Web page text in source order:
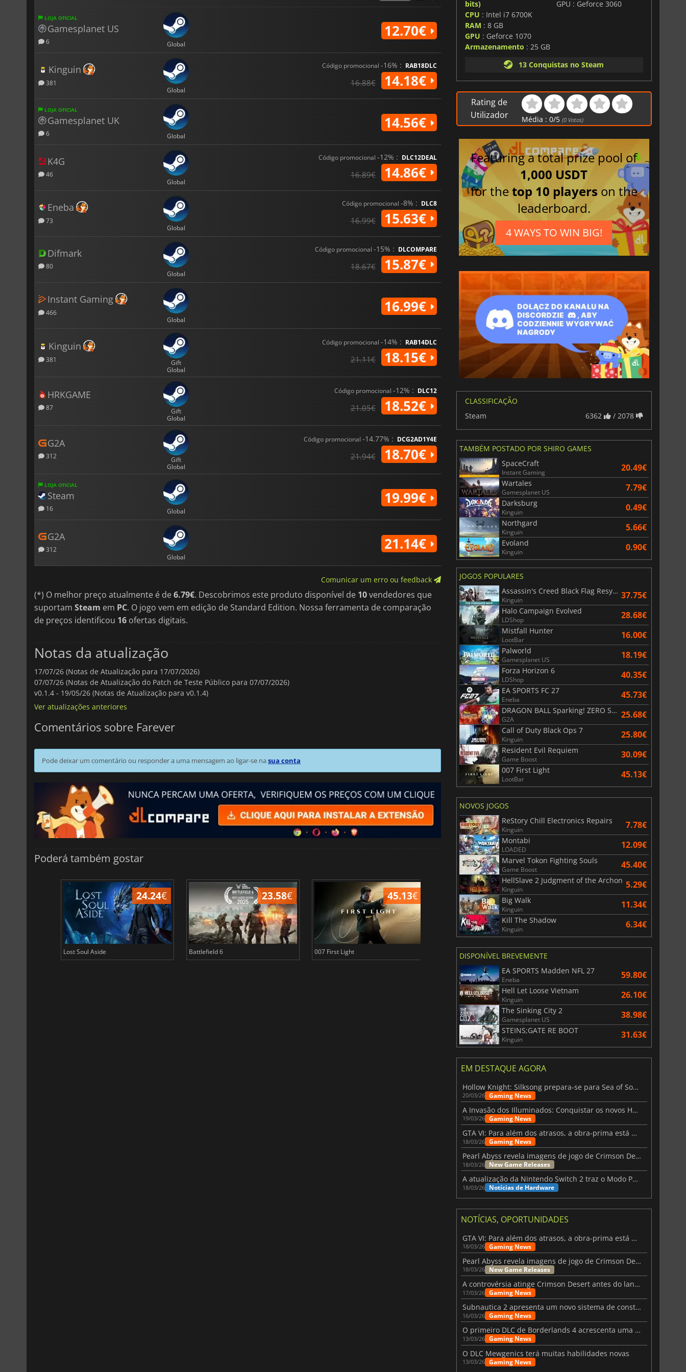
LOJA OFICIAL
Gamesplanet US
6 Global
12.70€
Kinguin
381
Global
Código promocional -16% : RAB18DLC
16.88€ 14.18€
LOJA OFICIAL
Gamesplanet UK
6 Global
14.56€
K4G
46
Global
Código promocional -12% : DLC12DEAL
16.89€ 14.86€
Eneba
73
Global
Código promocional -8% : DLC8
16.99€ 15.63€
Difmark
80
Global
Código promocional -15% : DLCOMPARE
18.67€ 15.87€
Instant Gaming
466
Global
16.99€
Kinguin
381
Gift
Global
Código promocional -14% : RAB14DLC
21.11€ 18.15€
HRKGAME
87
Gift
Global
Código promocional -12% : DLC12
21.05€ 18.52€
G2A
312
Gift
Global
Código promocional -14.77% : DCG2AD1Y4E
21.94€ 18.70€
LOJA OFICIAL
Steam
16 Global
19.99€
G2A
312
Global
21.14€
Comunicar um erro ou feedback
(*) O melhor preço atualmente é de6.79€. Descobrimos este produto disponível de 10vendedores que
suportam Steam em PC. O jogo vem em edição de Standard Edition. Nossa ferramenta de comparação
de preços identificou 16 ofertas digitais.
Notas da atualização
17/07/26 (Notas de Atualização para 17/07/2026)
07/07/26 (Notas de Atualização do Patch de Teste Público para 07/07/2026)
v0.1.4 - 19/05/26 (Notas de Atualização para v0.1.4)
Ver atualizações anteriores
Comentários sobre Farever
Pode deixar um comentário ou responder a uma mensagem ao ligar-se nasua conta
Poderá também gostar
24.24€
Lost Soul Aside
23.58€
Battlefield 6
45.13€
007 First Light
36.40€
Baldur's Gate 3
41.12
bits)
CPU : Intel i7 6700K
RAM : 8 GB
GPU : Geforce 1070
Armazenamento : 25 GB
GPU : Geforce 3060
13 Conquistas no Steam
Rating de
Utilizador
Média :0/5 (0 Votos)
Featuring a total prize pool of
1,000 USDT
for thetop 10 players on the
leaderboard.
4 WAYS TO WIN BIG!
CLASSIFICAÇÃO
Steam
6362 / 2078
TAMBÉM POSTADO POR SHIRO GAMES
SpaceCraft
Instant Gaming 20.49€
Wartales
Gamesplanet US 7.79€
Darksburg
Kinguin 0.49€
Northgard
Kinguin 5.66€
Evoland
Kinguin 0.90€
JOGOS POPULARES
Assassin's Creed Black Flag Resynced
Kinguin 37.75€
Halo Campaign Evolved
LDShop 28.68€
Mistfall Hunter
LootBar 16.00€
Palworld
Gamesplanet US 18.19€
Forza Horizon 6
LDShop 40.35€
EA SPORTS FC 27
Eneba 45.73€
DRAGON BALL Sparking! ZERO Super Limit Breaking NEO
G2A 25.68€
Call of Duty Black Ops 7
Kinguin 25.80€
Resident Evil Requiem
Game Boost 30.09€
007 First Light
LootBar 45.13€
NOVOS JOGOS
ReStory Chill Electronics Repairs
Kinguin 7.78€
Montabi
LOADED 12.09€
Marvel Tokon Fighting Souls
Game Boost 45.40€
HellSlave 2 Judgment of the Archon
Kinguin 5.29€
Big Walk
Kinguin 11.34€
Kill The Shadow
Kinguin 6.34€
DISPONÍVEL BREVEMENTE
EA SPORTS Madden NFL 27
Eneba 59.80€
Hell Let Loose Vietnam
Kinguin 26.10€
The Sinking City 2
Gamesplanet US 38.98€
STEINS;GATE RE BOOT
Kinguin 31.63€
EM DESTAQUE AGORA
Hollow Knight: Silksong prepara-se para Sea of Sorrow com um patch
20/03/26 Gaming News
A Invasão dos Illuminados: Conquistar os novos Helldivers 2 Atualização!
19/03/26 Gaming News
GTA VI: Para além dos atrasos, a obra-prima está quase a chegar
18/03/26 Gaming News
Pearl Abyss revela imagens de jogo de Crimson Desert para a PS5
18/03/26 New Game Releases
A atualização da Nintendo Switch 2 traz o Modo Portátil aos jogos mais antigos da Switch
18/03/26 Notícias de Hardware
NOTÍCIAS, OPORTUNIDADES
GTA VI: Para além dos atrasos, a obra-prima está quase a chegar
18/03/26 Gaming News
Pearl Abyss revela imagens de jogo de Crimson Desert para a PS5
18/03/26 New Game Releases
A controvérsia atinge Crimson Desert antes do lançamento
17/03/26 Gaming News
Subnautica 2 apresenta um novo sistema de construção de bases
16/03/26 Gaming News
O primeiro DLC de Borderlands 4 acrescenta uma nova personagem e muito mais
13/03/26 Gaming News
O DLC Mewgenics terá muitas habilidades novas
13/03/26 Gaming News